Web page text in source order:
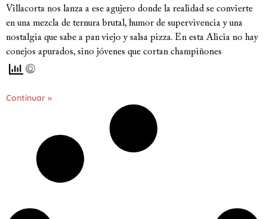
Villacorta nos lanza a ese agujero donde la realidad se convierte
en una mezcla de ternura brutal, humor de supervivencia y una
nostalgia que sabe a pan viejo y salsa pizza. En esta Alicia no hay
conejos apurados, sino jóvenes que cortan champiñones
Continuar »